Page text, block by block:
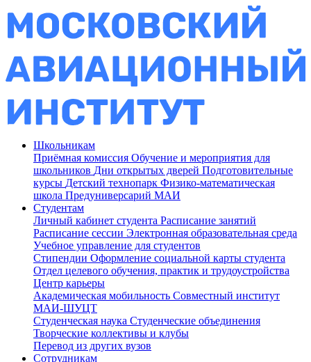
Школьникам
Приёмная комиссия Обучение и мероприятия для
школьников Дни открытых дверей Подготовительные
курсы Детский технопарк Физико-математическая
школа Предуниверсарий МАИ
Студентам
Личный кабинет студента Расписание занятий
Расписание сессии Электронная образовательная среда
Учебное управление для студентов
Стипендии Оформление социальной карты студента
Отдел целевого обучения, практик и трудоустройства
Центр карьеры
Академическая мобильность Совместный институт
МАИ-ШУЦТ
Студенческая наука Студенческие объединения
Творческие коллективы и клубы
Перевод из других вузов
Сотрудникам